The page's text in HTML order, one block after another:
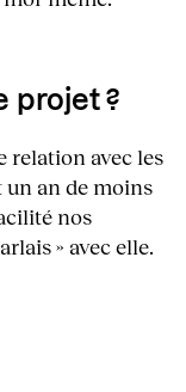
projet ?
relation avec les
un an de moins
nos
» avec elle.